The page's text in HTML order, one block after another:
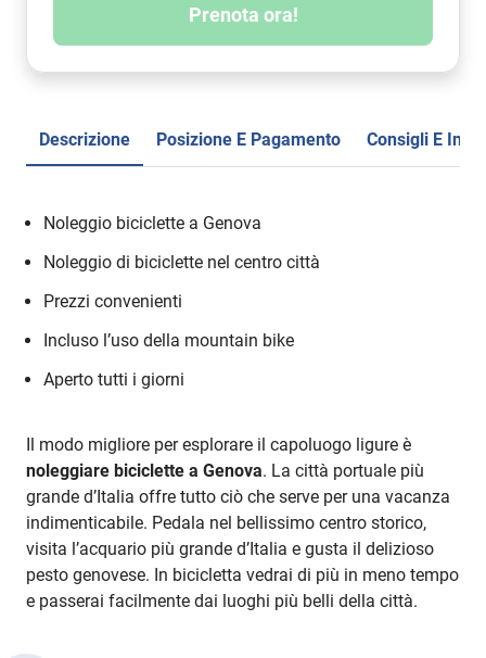
Prenota ora!
Descrizione Posizione E Pagamento Consigli E
Noleggio biciclette a Genova
Noleggio di biciclette nel centro città
Prezzi convenienti
Incluso l’uso della mountain bike
Aperto tutti i giorni
Il modo migliore per esplorare il capoluogo ligure è
noleggiare biciclette a Genova. La città portuale più
grande d’Italia offre tutto ciò che serve per una vacanza
indimenticabile. Pedala nel bellissimo centro storico,
visita l’acquario più grande d’Italia e gusta il delizioso
pesto genovese. In bicicletta vedrai di più in meno tempo
e passerai facilmente dai luoghi più belli della città.